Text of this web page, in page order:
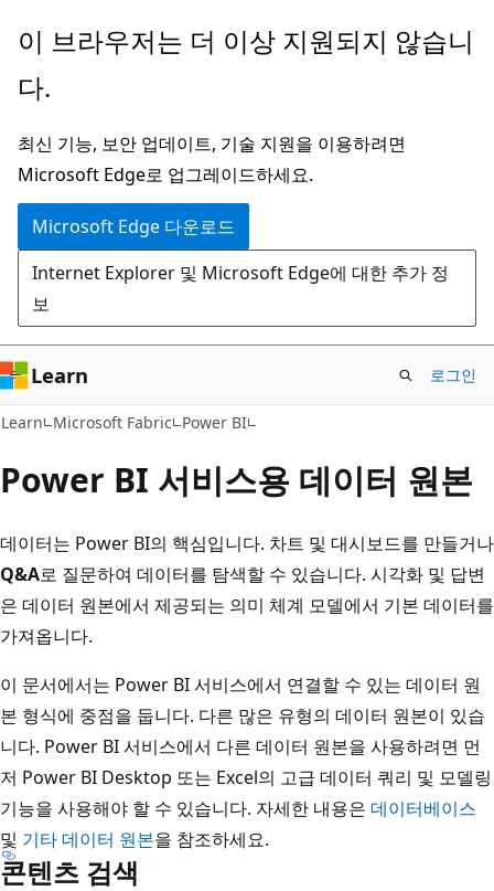
주
콘
츠
로
건
너
뛰
기
이 브라우저는 더 이상 지원되지 않습니
다.
최신 기능, 보안 업데이트, 기술 지원을 이용하려면
Microsoft Edge로 업그레이드하세요.
Microsoft Edge 다운로드
Internet Explorer 및 Microsoft Edge에 대한 추가 정
보
Learn 로그인
Learn Microsoft Fabric Power BI
Power BI 서비스용 데이터 원본
데이터는 Power BI의 핵심입니다. 차트 및 대시보드를 만들거나
Q&A로 질문하여 데이터를 탐색할 수 있습니다. 시각화 및 답변
은 데이터 원본에서 제공되는 의미 체계 모델에서 기본 데이터를
가져옵니다.
이 문서에서는 Power BI 서비스에서 연결할 수 있는 데이터 원
본 형식에 중점을 둡니다. 다른 많은 유형의 데이터 원본이 있습
니다. Power BI 서비스에서 다른 데이터 원본을 사용하려면 먼
저 Power BI Desktop 또는 Excel의 고급 데이터 쿼리 및 모델링
기능을 사용해야 할 수 있습니다. 자세한 내용은 데이터베이스
및 기타 데이터 원본을 참조하세요.
콘텐츠 검색